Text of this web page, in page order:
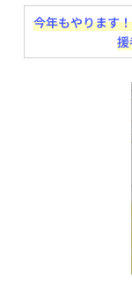
今年もやります